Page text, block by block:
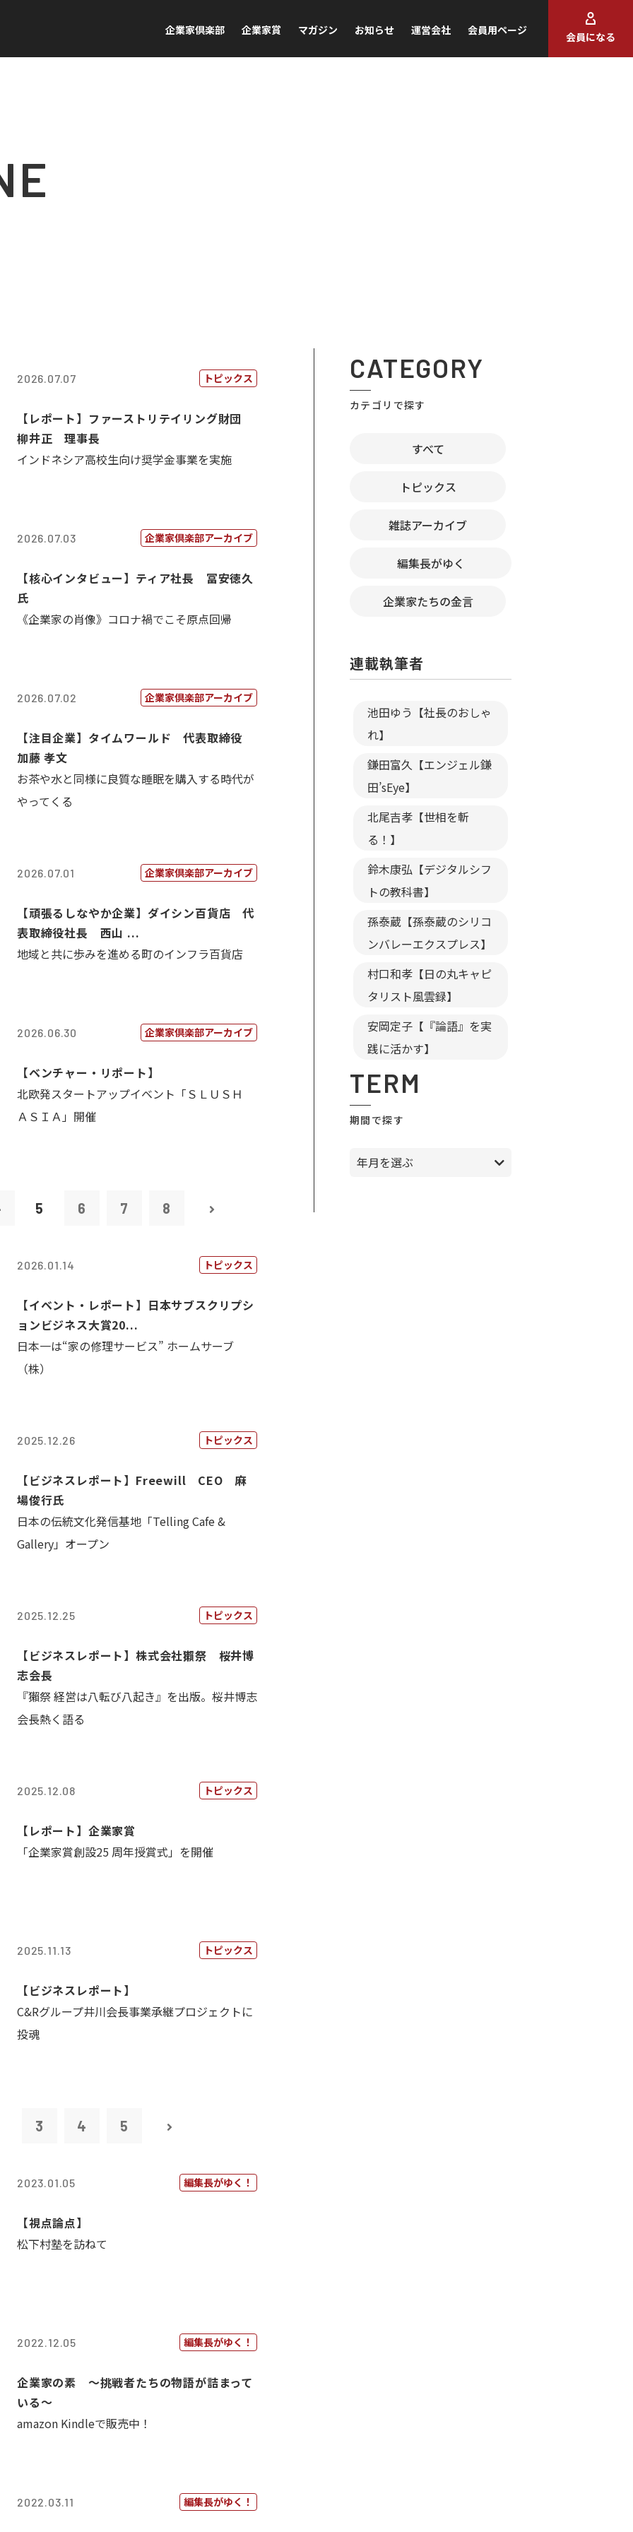
企業家倶楽部 企業家賞 マガジン お知らせ 運営会社 会員用ページ
会員になる
2026.07.07 トピックス
【レポート】ファーストリテイリング財団
柳井正 理事長
インドネシア高校生向け奨学金事業を実施
2026.07.03 企業家倶楽部アーカイブ
【核心インタビュー】ティア社長 冨安徳久
氏
《企業家の肖像》コロナ禍でこそ原点回帰
2026.07.02 企業家倶楽部アーカイブ
【注目企業】タイムワールド 代表取締役
加藤 孝文
お茶や水と同様に良質な睡眠を購入する時代が
やってくる
2026.07.01 企業家倶楽部アーカイブ
【頑張るしなやか企業】ダイシン百貨店 代
表取締役社長 西山 ...
地域と共に歩みを進める町のインフラ百貨店
2026.06.30 企業家倶楽部アーカイブ
【ベンチャー・リポート】
北欧発スタートアップイベント「ＳＬＵＳＨ
ＡＳＩＡ」開催
5 6 7 8
2026.01.14 トピックス
【イベント・レポート】日本サブスクリプシ
ョンビジネス大賞20...
日本一は“家の修理サービス” ホームサーブ
（株）
2025.12.26 トピックス
【ビジネスレポート】Freewill CEO 麻
場俊行氏
日本の伝統文化発信基地「Telling Cafe &
Gallery」オープン
2025.12.25 トピックス
【ビジネスレポート】株式会社獺祭 桜井博
志会長
『獺祭 経営は八転び八起き』を出版。桜井博志
会長熱く語る
2025.12.08 トピックス
【レポート】企業家賞
「企業家賞創設25 周年授賞式」を開催
2025.11.13 トピックス
【ビジネスレポート】
C&Rグループ井川会長事業承継プロジェクトに
投魂
3 4 5
2023.01.05 編集長がゆく！
【視点論点】
松下村塾を訪ねて
2022.12.05 編集長がゆく！
企業家の素 〜挑戦者たちの物語が詰まって
いる〜
amazon Kindleで販売中！
2022.03.11 編集長がゆく！
CATEGORY
カテゴリで探す
すべて
トピックス
雑誌アーカイブ
編集長がゆく
企業家たちの金言
連載執筆者
池田ゆう【社長のおしゃ
れ】
鎌田富久【エンジェル鎌
田’sEye】
北尾吉孝【世相を斬
る！】
鈴木康弘【デジタルシフ
トの教科書】
孫泰蔵【孫泰蔵のシリコ
ンバレーエクスプレス】
村口和孝【日の丸キャピ
タリスト風雲録】
安岡定子【『論語』を実
践に活かす】
TERM
期間で探す
年月を選ぶ